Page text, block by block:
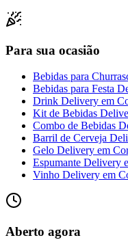
Para sua ocasião
Bebidas para
Bebidas para Festa
Drink Delivery em
Kit de Bebidas
Combo de Bebidas
Barril de Cerveja
Gelo Delivery em
Espumante Delivery
Vinho Delivery em
Aberto agora